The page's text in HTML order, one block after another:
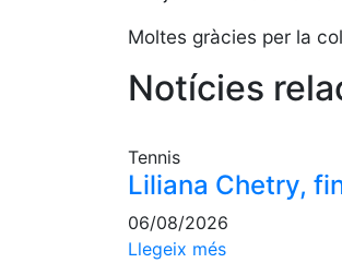
Moltes gràcies per la
Notícies
Tennis
Liliana Chetry,
06/08/2026
Llegeix més